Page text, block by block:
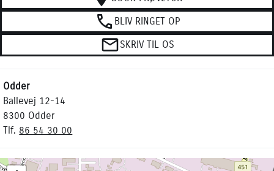
BLIV RINGET OP
SKRIV TIL OS
Odder
Ballevej 12-14
8300 Odder
Tlf. 86 54 30 00